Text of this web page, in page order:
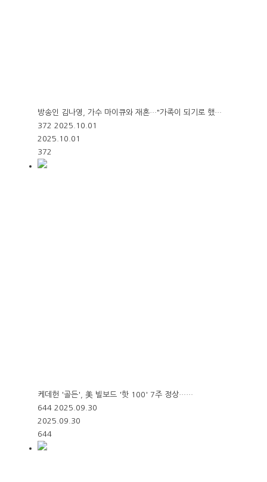
방송인 김나영, 가수 마이큐와 재혼…"가족이 되기로 했…
372 2025.10.01
2025.10.01
372
케데헌 '골든', 美 빌보드 '핫 100' 7주 정상……
644 2025.09.30
2025.09.30
644